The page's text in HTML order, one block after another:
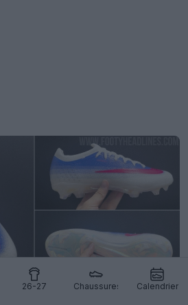
26-27 Chaussures Calendrier